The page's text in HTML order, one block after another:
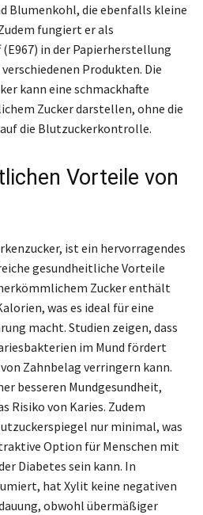
Blumenkohl, die ebenfalls kleine
fungiert er als
in der Papierherstellung
Produkten. Die
kann eine schmackhafte
Zucker darstellen, ohne die
die Blutzuckerkontrolle.
Vorteile von
ist ein hervorragendes
gesundheitliche Vorteile
Zucker enthält
was es ideal für eine
macht. Studien zeigen, dass
im Mund fördert
Zahnbelag verringern kann.
besseren Mundgesundheit,
Risiko von Karies. Zudem
nur minimal, was
Option für Menschen mit
Diabetes sein kann. In
hat Xylit keine negativen
obwohl übermäßiger